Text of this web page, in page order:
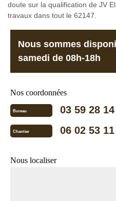
doute sur la qualification de JV
travaux dans tout le 62147.
Nous sommes
samedi de 08h-18h
Nos coordonnées
Bureau 03 59 28
Chantier 06 02 53
Nous localiser